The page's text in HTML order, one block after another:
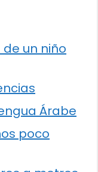
un niño
Árabe
poco